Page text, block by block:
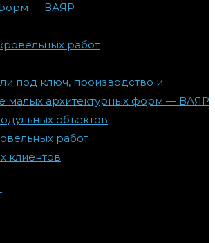
форм — ВАЯР
работ
под ключ, производство и
малых архитектурных форм — ВАЯР
объектов
работ
клиентов